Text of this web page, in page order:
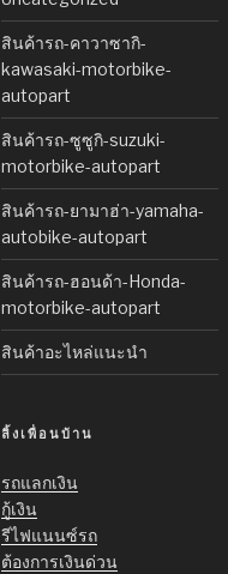
สินค้ารถ-คาวาซากิ-
kawasaki-motorbike-
autopart
สินค้ารถ-ซูซูกิ-suzuki-
motorbike-autopart
สินค้ารถ-ยามาฮ่า-yamaha-
autobike-autopart
สินค้ารถ-ฮอนด้า-Honda-
motorbike-autopart
สินค้าอะไหล่แนะนำ
ลิ้งเพื่อนบ้าน
รถแลกเงิน
กู้เงิน
รีไฟแนนซ์รถ
ต้องการเงินด่วน